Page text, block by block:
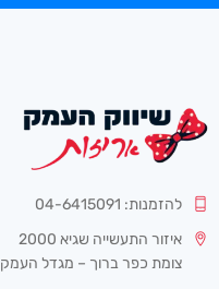
להזמנות: 04-6415091
איזור התעשייה שגיא 2000
צומת כפר ברוך – מגדל העמק